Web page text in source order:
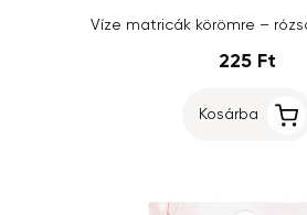
Víze matricák körömre –
225 Ft
Kosárba